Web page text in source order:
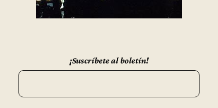
¡Suscríbete al boletín!